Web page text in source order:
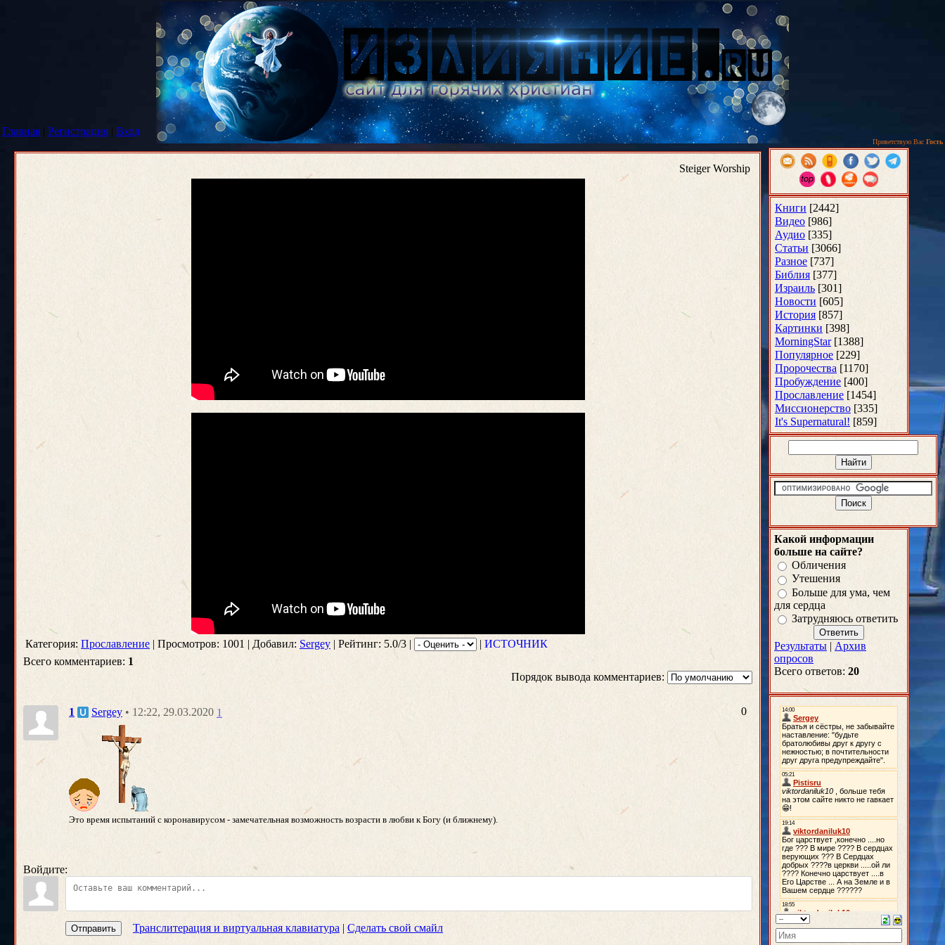
Главная | Регистрация | Вход
Приветствую Вас Гость
Steiger Worship
Категория: Прославление | Просмотров: 1001 | Добавил: Sergey | Рейтинг: 5.0/3 | | ИСТОЧНИК
Всего комментариев: 1
Порядок вывода комментариев:
0
1 Sergey • 12:22, 29.03.2020 1
Это время испытаний с коронавирусом - замечательная возможность возрасти в любви к Богу (и ближнему).
Войдите:
Отправить Транслитерация и виртуальная клавиатура | Сделать свой смайл
Книги [2442]
Видео [986]
Аудио [335]
Статьи [3066]
Разное [737]
Библия [377]
Израиль [301]
Новости [605]
История [857]
Картинки [398]
MorningStar [1388]
Популярное [229]
Пророчества [1170]
Пробуждение [400]
Прославление [1454]
Миссионерство [335]
It's Supernatural! [859]
Какой информации
больше на сайте?
Обличения
Утешения
Больше для ума, чем
для сердца
Затрудняюсь ответить
Результаты | Архив
опросов
Всего ответов: 20